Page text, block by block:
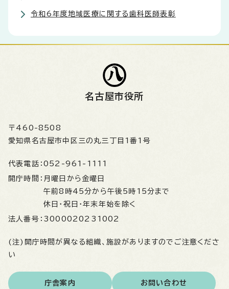
令和6年度地域医療に関する歯科医師表彰
名古屋市役所
〒460-8508
愛知県名古屋市中区三の丸三丁目1番1号
代表電話： 052-961-1111
開庁時間： 月曜日から金曜日
午前8時45分から午後5時15分まで
休日・祝日・年末年始を除く
法人番号： 3000020231002
(注)開庁時間が異なる組織、施設がありますのでご注意くださ
い
庁舎案内 お問い合わせ